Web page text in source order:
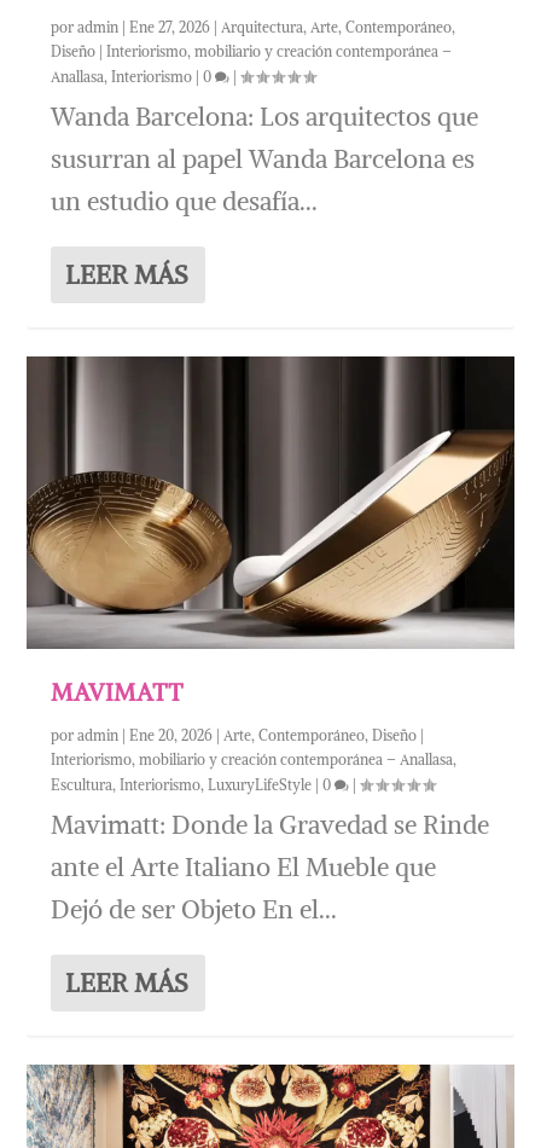
poradmin |Ene 27, 2026 Arquitectura, Arte,Contemporáneo,
Diseño | Interiorismo, mobiliario y creación contemporánea –
Anallasa,Interiorismo |0 |
Wanda Barcelona: Los arquitectos que
susurran al papel Wanda Barcelona es
un estudio que desafía...
LEER MÁS
MAVIMATT
poradmin |Ene 20, 2026 | Arte,Contemporáneo,Diseño |
Interiorismo, mobiliario y creación contemporánea – Anallasa,
Escultura,Interiorismo,LuxuryLifeStyle |0 |
Mavimatt: Donde la Gravedad se Rinde
ante el Arte Italiano El Mueble que
Dejó de ser Objeto En el...
LEER MÁS